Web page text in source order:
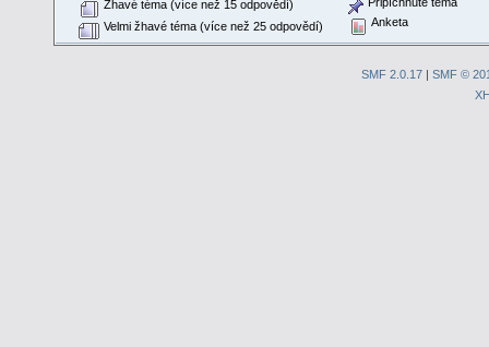
Žhavé téma (více než 15 odpovědí)
Velmi žhavé téma (více než 25 odpovědí)
Anketa
SMF 2.0.17| SMF ©